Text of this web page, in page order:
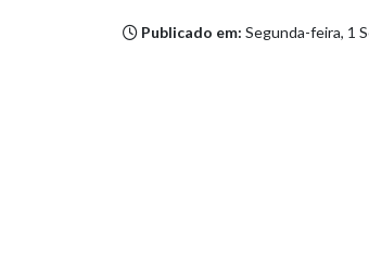
Publicado em: Segunda-feira, 1